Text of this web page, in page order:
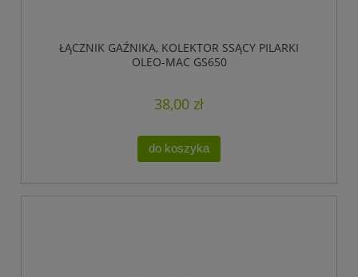
ŁĄCZNIK GAŹNIKA, KOLEKTOR SSĄCY PILARKI
OLEO-MAC GS650
38,00 zł
do koszyka